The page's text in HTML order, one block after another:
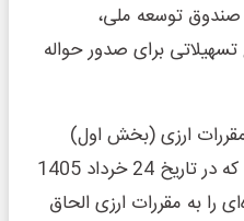
صندوق توسعه ملی،
برای صدور حواله
ارزی (بخش اول)
مربوط به واردات کالا و خدمات که در تاریخ 24 خرداد 1405
را به مقررات ارزی الحاق